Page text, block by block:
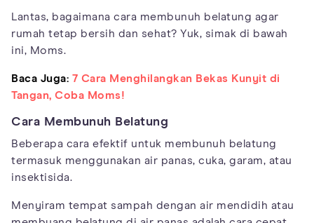
Lantas, bagaimana cara membunuh belatung agar
rumah tetap bersih dan sehat? Yuk, simak di bawah
ini, Moms.
Baca Juga: 7 Cara Menghilangkan Bekas Kunyit di
Tangan, Coba Moms!
Cara Membunuh Belatung
Beberapa cara efektif untuk membunuh belatung
termasuk menggunakan air panas, cuka, garam, atau
insektisida.
Menyiram tempat sampah dengan air mendidih atau